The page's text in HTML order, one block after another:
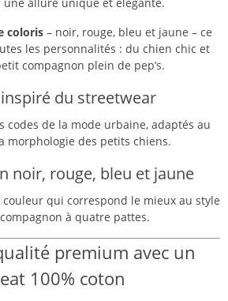
coloris– noir, rouge, bleu et jaune – ce
les personnalités : du chien chic et
compagnon plein de pep’s.
du streetwear
codes de la mode urbaine, adaptés au
morphologie des petits chiens.
noir, rouge, bleu et jaune
couleur qui correspond le mieux au style
à quatre pattes.
premium avec un
100% coton